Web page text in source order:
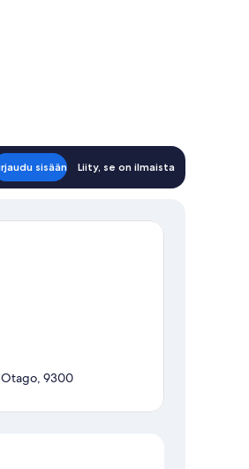
sisään Liity, se on ilmaista
9300